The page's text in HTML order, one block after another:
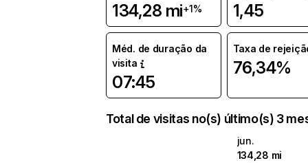
134,28 mi+1% 1,45
Méd. de duração da
visita
07:45
Taxa de
76,34%
Total de visitas no(s) último(s) 3
jun.
134,28 mi